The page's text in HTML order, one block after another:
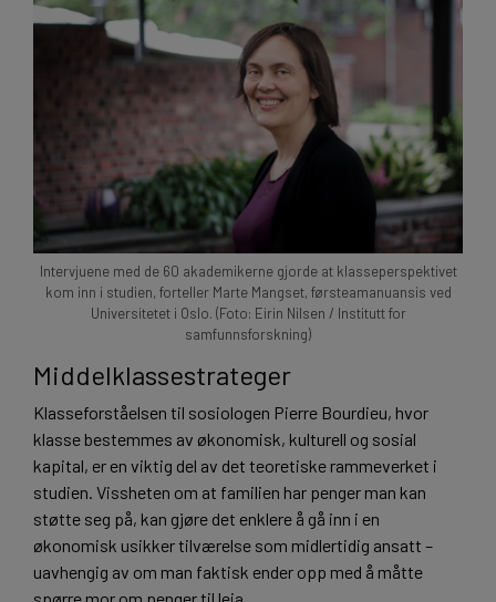
Intervjuene med de 60 akademikerne gjorde at klasseperspektivet
kom inn i studien, forteller Marte Mangset, førsteamanuansis ved
Universitetet i Oslo. (Foto: Eirin Nilsen / Institutt for
samfunnsforskning)
Middelklassestrateger
Klasseforståelsen til sosiologen Pierre Bourdieu, hvor
klasse bestemmes av økonomisk, kulturell og sosial
kapital, er en viktig del av det teoretiske rammeverket i
studien. Vissheten om at familien har penger man kan
støtte seg på, kan gjøre det enklere å gå inn i en
økonomisk usikker tilværelse som midlertidig ansatt –
uavhengig av om man faktisk ender opp med å måtte